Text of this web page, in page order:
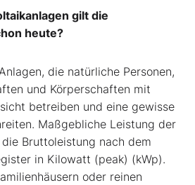
gilt die
heute?
die natürliche Personen,
und Körperschaften mit
betreiben und eine gewisse
Maßgebliche Leistung der
Bruttoleistung nach dem
in Kilowatt (peak) (kWp).
oder reinen